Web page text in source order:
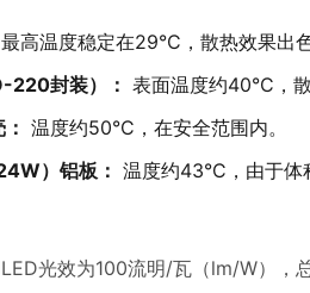
最高温度稳定在29°C，散热效果出
220封装）： 表面温度约40°C，
温度约50°C，在安全范围内。
）铝板： 温度约43°C，由于
光效为100流明/瓦（lm/W），